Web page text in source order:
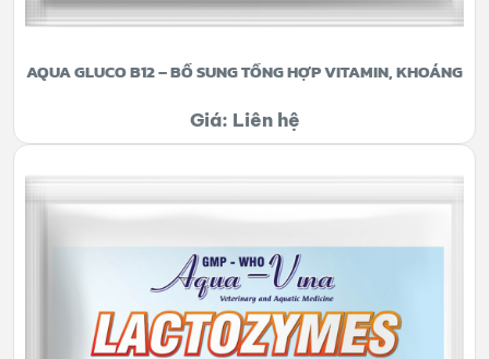
AQUA GLUCO B12 – BỔ SUNG TỔNG HỢP VITAMIN, KHOÁNG
Giá: Liên hệ